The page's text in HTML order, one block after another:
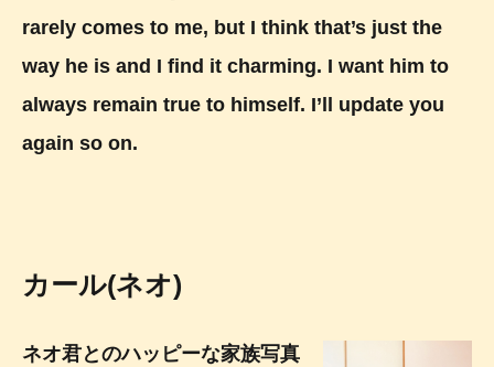
rarely comes to me, but I think that’s just the
way he is and I find it charming. I want him to
always remain true to himself. I’ll update you
again so on.
カール(ネオ)
ネオ君とのハッピーな家族写真